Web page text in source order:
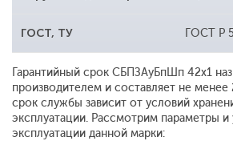
ГОСТ, ТУ ГОСТ Р
Гарантийный срок СБПЗАуБпШп 42x1
производителем и составляет не менее
срок службы зависит от условий
эксплуатации. Рассмотрим параметры и
эксплуатации данной марки: